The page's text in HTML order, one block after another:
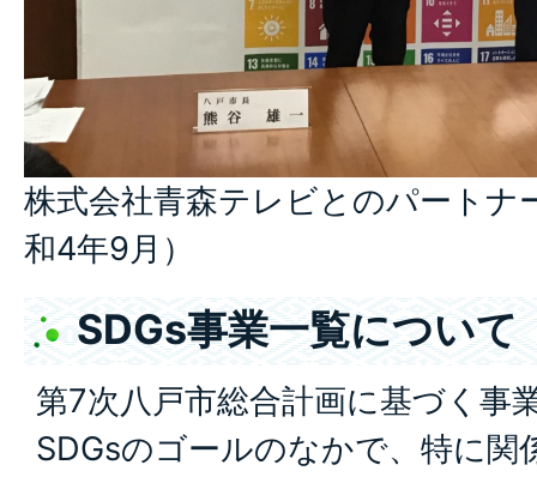
株式会社青森テレビとのパートナ
和4年9月）
SDGs事業一覧について
第7次八戸市総合計画に基づく事
SDGsのゴールのなかで、特に関